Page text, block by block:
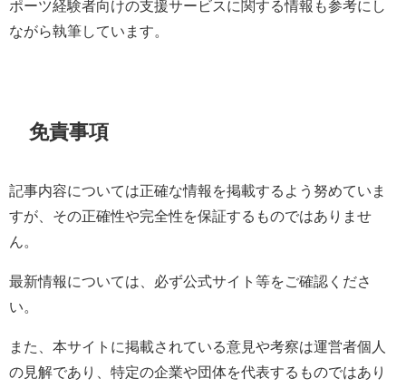
ポーツ経験者向けの支援サービスに関する情報も参考にし
ながら執筆しています。
免責事項
記事内容については正確な情報を掲載するよう努めていま
すが、その正確性や完全性を保証するものではありませ
ん。
最新情報については、必ず公式サイト等をご確認くださ
い。
また、本サイトに掲載されている意見や考察は運営者個人
の見解であり、特定の企業や団体を代表するものではあり